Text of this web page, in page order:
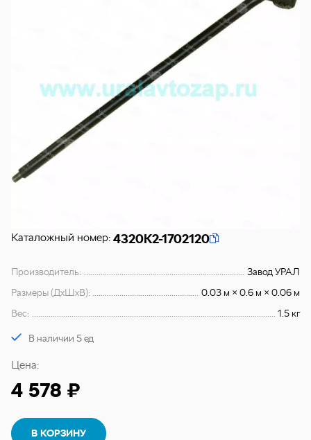
Каталожный номер: 4320К2-1702120
Производитель:
Завод УРАЛ
Размеры (ДхШхВ):
0.03 м × 0.6 м × 0.06 м
Вес:
1.5 кг
В наличии 5 ед
Цена:
4 578 ₽
В КОРЗИНУ